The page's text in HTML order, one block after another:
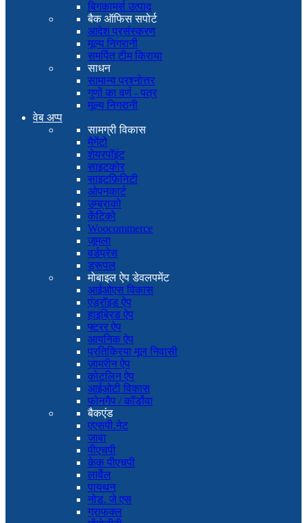
बिगकामर्स उत्पाद
बैक ऑफिस सपोर्ट
आदेश प्रसंस्करण
मूल्य निगरानी
समर्पित टीम किराया
साधन
सामान्य प्रश्नोत्तर
गुणों का वर्ण - पत्र
मूल्य निगरानी
वेब अप्प
सामग्री विकास
मैगेंटो
शेयरपॉइंट
साइटकोर
साइटफ़िनिटी
ओपनकार्ट
उम्ब्राको
केंटिको
Woocommerce
जूमला
वर्डप्रेस
ड्रूपल
मोबाइल ऐप डेवलपमेंट
आईओएस विकास
एंड्रॉइड ऐप
हाइब्रिड ऐप
फ्टरर ऐप
आयनिक ऐप
प्रतिक्रिया मूल निवासी
ज़ामरीन ऐप
कोटलिन ऐप
आईओटी विकास
फोनगैप / कॉर्डोवा
बैकएंड
एएसपी.नेट
जावा
पीएचपी
केक पीएचपी
लार्वेल
पायथन
नोड. जे एस
ग्राफक्ल